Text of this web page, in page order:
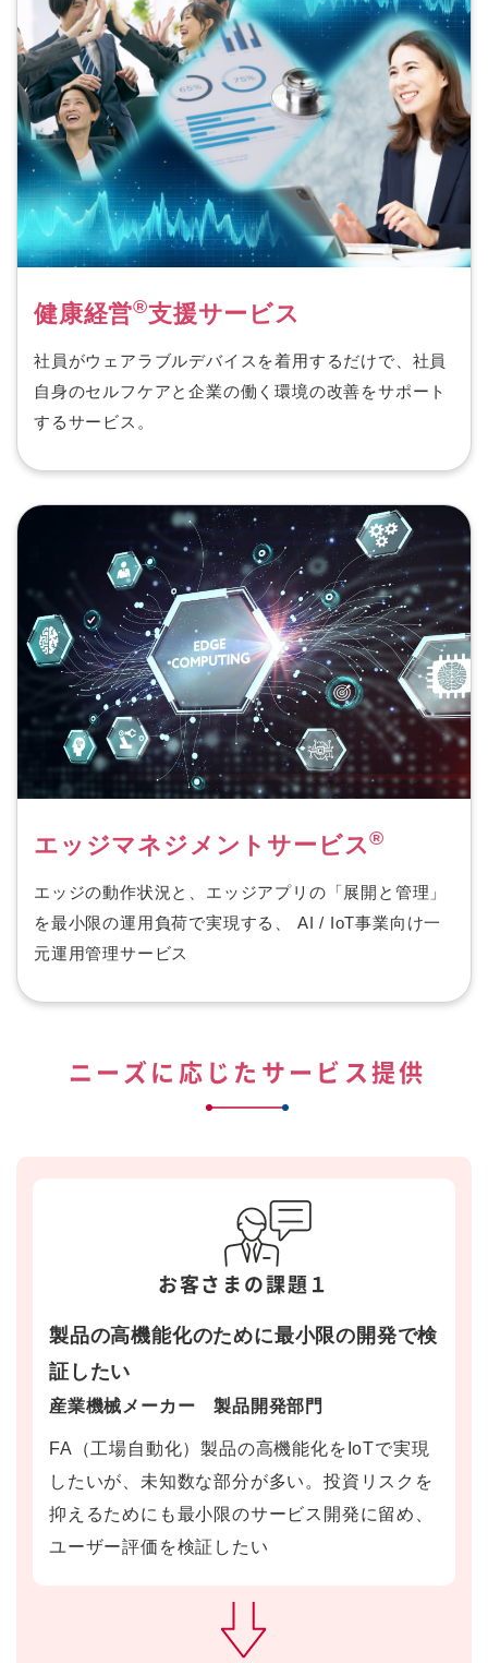
健康経営®支援サービス
社員がウェアラブルデバイスを着用するだけで、社員
自身のセルフケアと企業の働く環境の改善をサポート
するサービス。
エッジマネジメントサービス®
エッジの動作状況と、エッジアプリの「展開と管理」
を最小限の運用負荷で実現する、 AI / IoT事業向け一
元運用管理サービス
ニーズに応じたサービス提供
お客さまの課題１
製品の高機能化のために最小限の開発で検
証したい
産業機械メーカー 製品開発部門
FA（工場自動化）製品の高機能化をIoTで実現
したいが、未知数な部分が多い。投資リスクを
抑えるためにも最小限のサービス開発に留め、
ユーザー評価を検証したい